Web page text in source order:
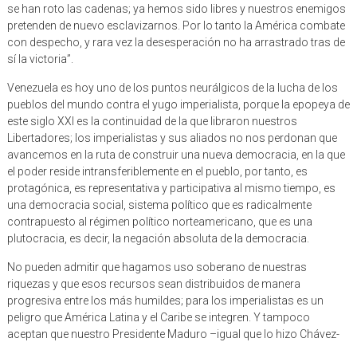
se han roto las cadenas; ya hemos sido libres y nuestros enemigos
pretenden de nuevo esclavizarnos. Por lo tanto la América combate
con despecho, y rara vez la desesperación no ha arrastrado tras de
sí la victoria”.
Venezuela es hoy uno de los puntos neurálgicos de la lucha de los
pueblos del mundo contra el yugo imperialista, porque la epopeya de
este siglo XXI es la continuidad de la que libraron nuestros
Libertadores; los imperialistas y sus aliados no nos perdonan que
avancemos en la ruta de construir una nueva democracia, en la que
el poder reside intransferiblemente en el pueblo, por tanto, es
protagónica, es representativa y participativa al mismo tiempo, es
una democracia social, sistema político que es radicalmente
contrapuesto al régimen político norteamericano, que es una
plutocracia, es decir, la negación absoluta de la democracia.
No pueden admitir que hagamos uso soberano de nuestras
riquezas y que esos recursos sean distribuidos de manera
progresiva entre los más humildes; para los imperialistas es un
peligro que América Latina y el Caribe se integren. Y tampoco
aceptan que nuestro Presidente Maduro –igual que lo hizo Chávez-